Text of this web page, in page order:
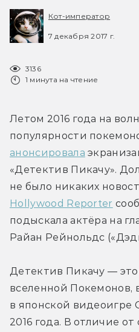
Кот-император
7 декабря 2017 г.
3136
1 минута на чтение
Летом 2016 года на
анонсировала
«Детектив Пикачу».
не было никаких
Hollywood Reporter
подыскала актёра на
Райан Рейнольдс
Детектив Пикачу —
вселенной Покемонов,
в японской видеоигре
2016 года. В отличие от